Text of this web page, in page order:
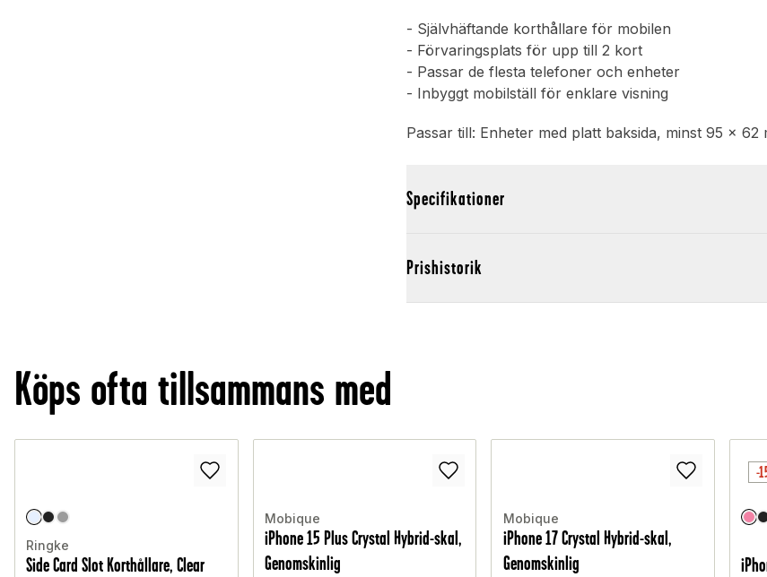
- Självhäftande korthållare för mobilen
- Förvaringsplats för upp till 2 kort
- Passar de flesta telefoner och enheter
- Inbyggt mobilställ för enklare visning
Passar till: Enheter med platt baksida, minst 95 x 62
Specifikationer
Prishistorik
Köps ofta tillsammans med
Ringke
Side Card Slot Korthållare, Clear
Mobique
iPhone 15 Plus Crystal Hybrid-skal,
Genomskinlig
Mobique
iPhone 17 Crystal Hybrid-skal,
Genomskinlig
-